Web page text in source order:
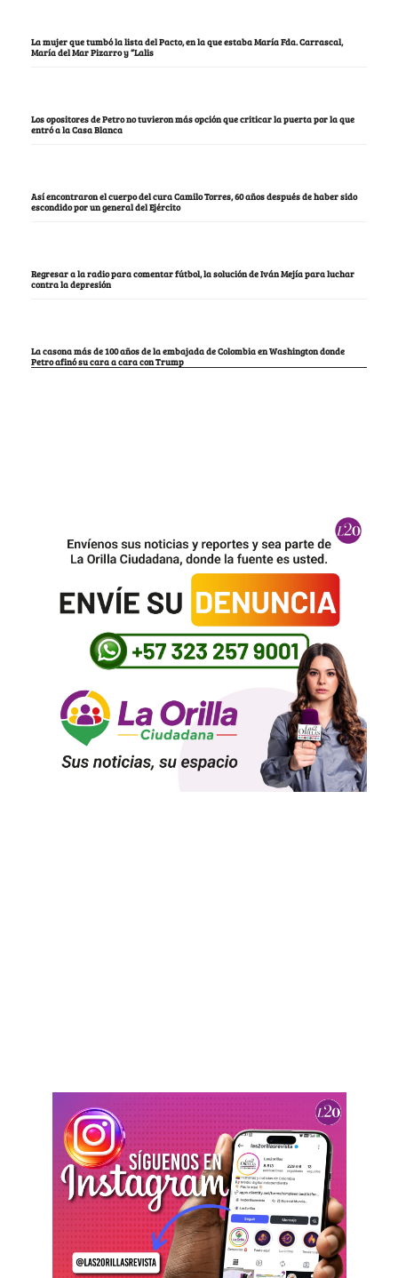
La mujer que tumbó la lista del Pacto, en la que estaba María Fda. Carrascal,
María del Mar Pizarro y “Lalis
Los opositores de Petro no tuvieron más opción que criticar la puerta por la que
entró a la Casa Blanca
Así encontraron el cuerpo del cura Camilo Torres, 60 años después de haber sido
escondido por un general del Ejército
Regresar a la radio para comentar fútbol, la solución de Iván Mejía para luchar
contra la depresión
La casona más de 100 años de la embajada de Colombia en Washington donde
Petro afinó su cara a cara con Trump